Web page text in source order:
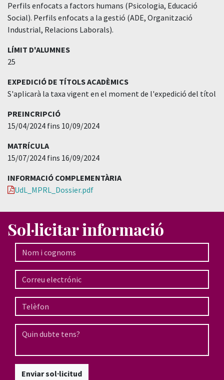
Perfils enfocats a factors humans (Psicologia, Educació
Social). Perfils enfocats a la gestió (ADE, Organització
Industrial, Relacions Laborals).
LÍMIT D'ALUMNES
25
EXPEDICIÓ DE TÍTOLS ACADÈMICS
S'aplicarà la taxa vigent en el moment de l'expedició del títol
PREINCRIPCIÓ
15/04/2024 fins 10/09/2024
MATRÍCULA
15/07/2024 fins 16/09/2024
INFORMACIÓ COMPLEMENTÀRIA
UdL_MPRL_Dossier.pdf
Sol·licitar informació
Enviar sol·licitud